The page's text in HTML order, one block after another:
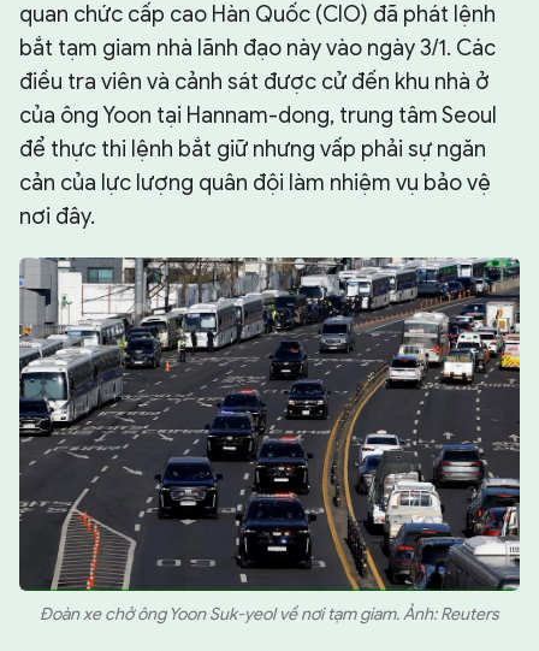
quan chức cấp cao Hàn Quốc (CIO) đã phát lệnh
bắt tạm giam nhà lãnh đạo này vào ngày 3/1. Các
điều tra viên và cảnh sát được cử đến khu nhà ở
của ông Yoon tại Hannam-dong, trung tâm Seoul
để thực thi lệnh bắt giữ nhưng vấp phải sự ngăn
cản của lực lượng quân đội làm nhiệm vụ bảo vệ
nơi đây.
Đoàn xe chở ông Yoon Suk-yeol về nơi tạm giam. Ảnh: Reuters